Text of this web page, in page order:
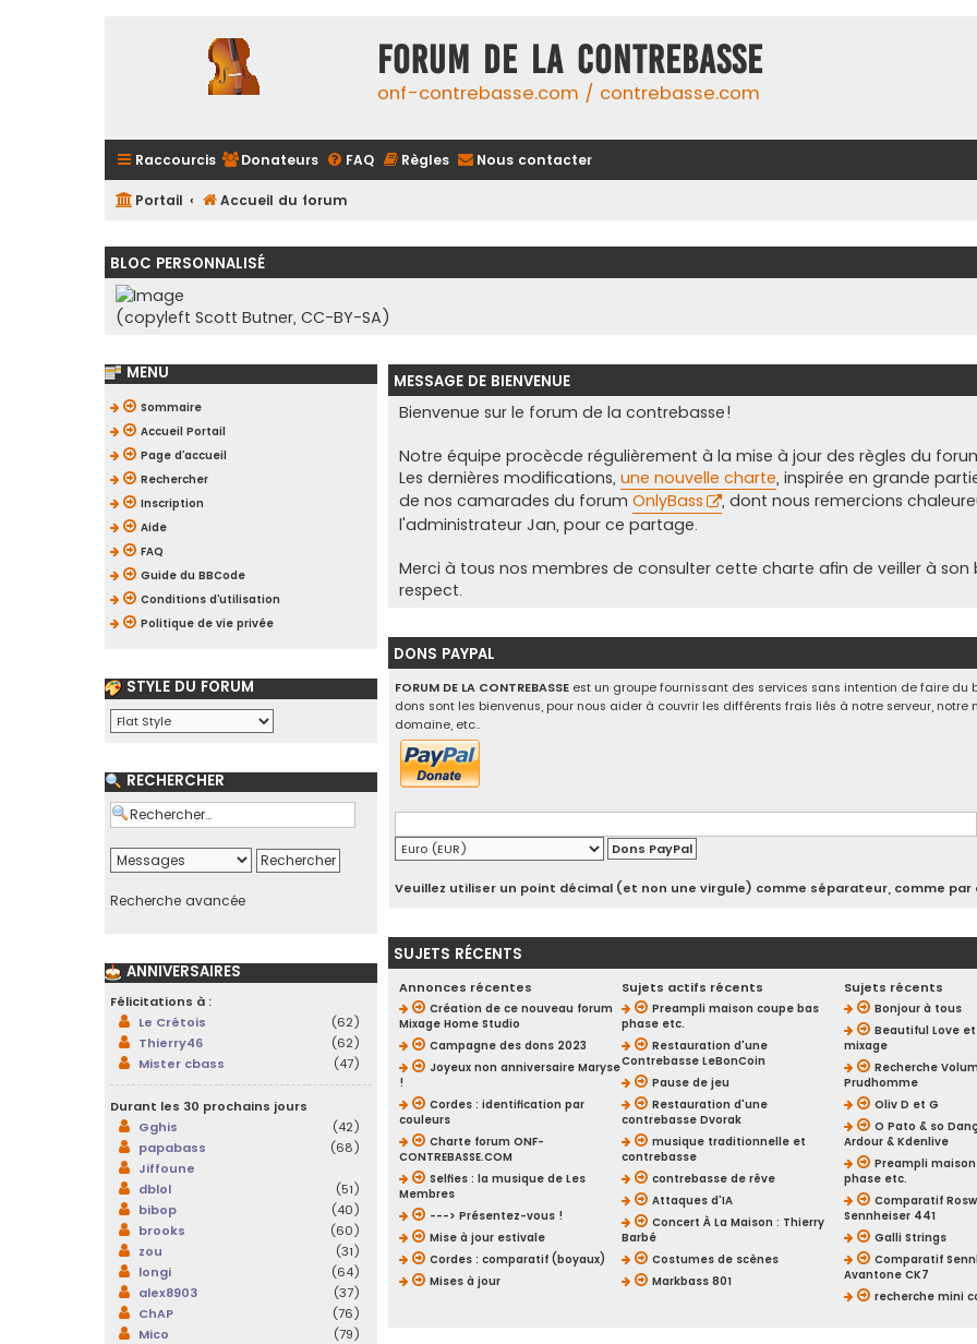
FORUM DE LA CONTREBASSE
onf-contrebasse.com / contrebasse.com
Raccourcis Donateurs FAQ Règles Nous contacter
Portail Accueil du forum
BLOC PERSONNALISÉ
(copyleft Scott Butner, CC-BY-SA)
MESSAGE DE BIENVENUE
Bienvenue sur le forum de la contrebasse!
Notre équipe procècde régulièrement à la mise à jour des règles du
Les dernières modifications, une nouvelle charte, inspirée en grande
de nos camarades du forum OnlyBass
, dont nous remercions
l'administrateur Jan, pour ce partage.
Merci à tous nos membres de consulter cette charte afin de veiller à son
respect.
DONS PAYPAL
FORUM DE LA CONTREBASSE est un groupe fournissant des services sans intention de faire du
dons sont les bienvenus, pour nous aider à couvrir les différents frais liés à notre serveur, notre
domaine, etc..
Veuillez utiliser un point décimal (et non une virgule) comme séparateur, comme par
SUJETS RÉCENTS
Annonces récentes Sujets actifs récents Sujets récents
Création de ce nouveau forum
Mixage Home Studio
Campagne des dons 2023
Joyeux non anniversaire Maryse
!
Cordes : identification par
couleurs
Charte forum ONF-
CONTREBASSE.COM
Selfies : la musique de Les
Membres
---> Présentez-vous !
Mise à jour estivale
Cordes : comparatif (boyaux)
Mises à jour
Preampli maison coupe bas
phase etc.
Restauration d'une
Contrebasse LeBonCoin
Pause de jeu
Restauration d'une
contrebasse Dvorak
musique traditionnelle et
contrebasse
contrebasse de rêve
Attaques d'IA
Concert À La Maison : Thierry
Barbé
Costumes de scènes
Markbass 801
Bonjour à tous
Beautiful Love
mixage
Recherche
Prudhomme
Oliv D et G
O Pato & so
Ardour & Kdenlive
Preampli
phase etc.
Comparatif
Sennheiser 441
Galli Strings
Comparatif
Avantone CK7
recherche mini
MENU
Sommaire
Accueil Portail
Page d’accueil
Rechercher
Inscription
Aide
FAQ
Guide du BBCode
Conditions d’utilisation
Politique de vie privée
STYLE DU FORUM
RECHERCHER
Recherche avancée
ANNIVERSAIRES
Félicitations à :
Le Crétois
(62)
Thierry46
(62)
Mister cbass
(47)
Durant les 30 prochains jours
Gghis
(42)
papabass
(68)
Jiffoune
dblol
(51)
bibop
(40)
brooks
(60)
zou
(31)
longi
(64)
alex8903
(37)
ChAP
(76)
Mico
(79)